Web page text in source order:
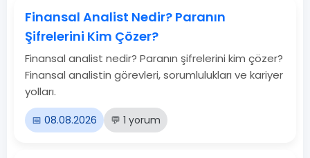
Finansal Analist Nedir? Paranın
Şifrelerini Kim Çözer?
Finansal analist nedir? Paranın şifrelerini kim çözer?
Finansal analistin görevleri, sorumlulukları ve kariyer
yolları.
📅 08.08.2026 💬 1 yorum